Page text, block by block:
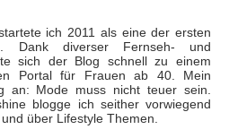
ich 2011 als eine der ersten
Dank diverser Fernseh- und
sich der Blog schnell zu einem
Portal für Frauen ab 40. Mein
an: Mode muss nicht teuer sein.
blogge ich seither vorwiegend
über Lifestyle Themen.